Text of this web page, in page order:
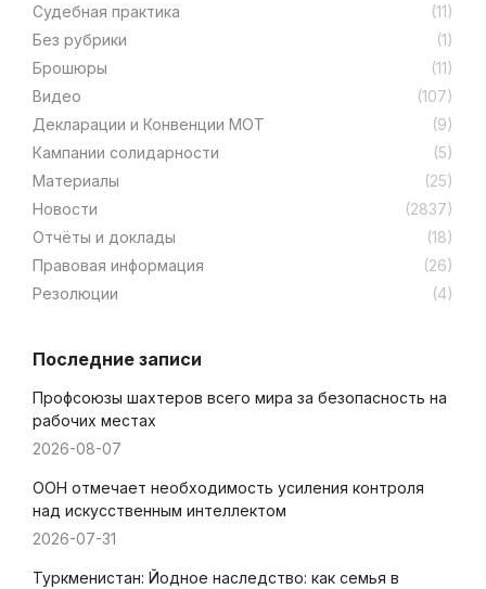
Cудебная практика
(11)
Без рубрики
(1)
Брошюры
(11)
Видео
(107)
Декларации и Конвенции МОТ
(9)
Кампании солидарности
(5)
Материалы
(25)
Новости
(2837)
Отчёты и доклады
(18)
Правовая информация
(26)
Резолюции
(4)
Последние записи
Профсоюзы шахтеров всего мира за безопасность на
рабочих местах
2026-08-07
ООН отмечает необходимость усиления контроля
над искусственным интеллектом
2026-07-31
Туркменистан: Йодное наследство: как семья в